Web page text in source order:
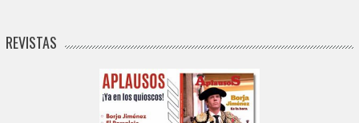
REVISTAS